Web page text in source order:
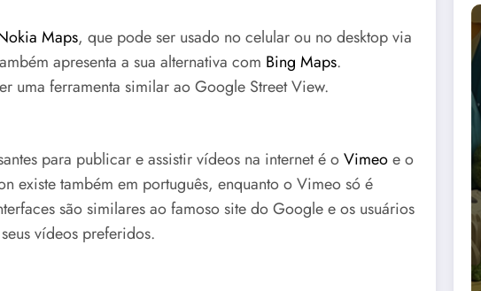
Maps, que pode ser usado no celular ou no desktop via
apresenta a sua alternativa com Bing Maps.
uma ferramenta similar ao Google Street View.
para publicar e assistir vídeos na internet é oVimeoe o
existe também em português, enquanto o Vimeo só é
são similares ao famoso site do Google e os usuários
vídeos preferidos.